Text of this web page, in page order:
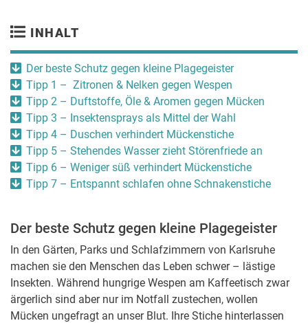
INHALT
Der beste Schutz gegen kleine Plagegeister
Tipp 1 – Zitronen & Nelken gegen Wespen
Tipp 2 – Duftstoffe, Öle & Aromen gegen Mücken
Tipp 3 – Insektensprays als Mittel der Wahl
Tipp 4 – Duschen verhindert Mückenstiche
Tipp 5 – Stehendes Wasser zieht Störenfriede an
Tipp 6 – Weniger süß verhindert Mückenstiche
Tipp 7 – Entspannt schlafen ohne Schnakenstiche
Der beste Schutz gegen kleine Plagegeister
In den Gärten, Parks und Schlafzimmern von Karlsruhe
machen sie den Menschen das Leben schwer – lästige
Insekten. Während hungrige Wespen am Kaffeetisch zwar
ärgerlich sind aber nur im Notfall zustechen, wollen
Mücken ungefragt an unser Blut. Ihre Stiche hinterlassen